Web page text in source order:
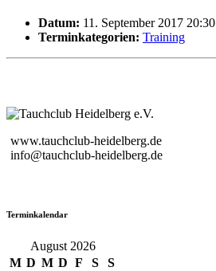
Datum: 11. September 2017 20:30
Terminkategorien: Training
www.tauchclub-heidelberg.de
info@tauchclub-heidelberg.de
Terminkalendar
August 2026
M D M D F S
S